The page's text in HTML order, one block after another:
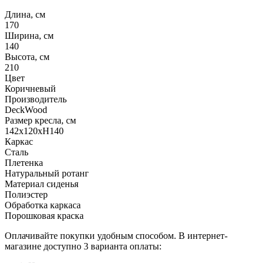
Длина, см
170
Ширина, см
140
Высота, см
210
Цвет
Коричневый
Производитель
DeckWood
Размер кресла, см
142х120хН140
Каркас
Сталь
Плетенка
Натуральный ротанг
Материал сиденья
Полиэстер
Обработка каркаса
Порошковая краска
Оплачивайте покупки удобным способом. В интернет-
магазине доступно 3 варианта оплаты: